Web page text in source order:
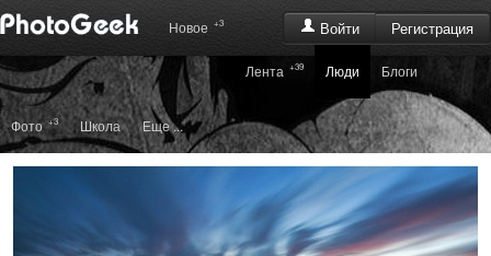
Войти Регистрация
Новое +3
Лента +39 Люди Блоги
Фото +3 Школа Еще ...